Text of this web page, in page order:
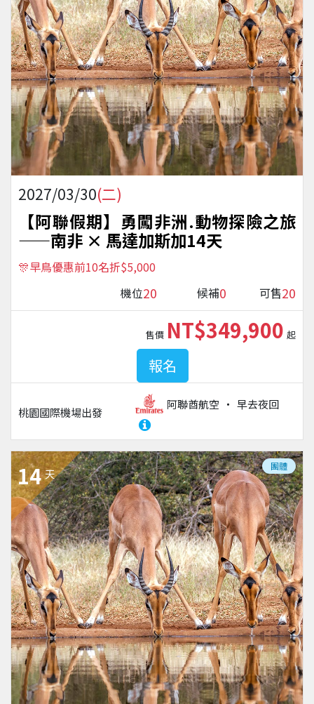
2027/03/30(二)
【阿聯假期】勇闖非洲.動物探險之旅
——南非 × 馬達加斯加14天
🎊早鳥優惠前10名折$5,000
機位20 候補0 可售20
桃園國際機場出發
阿聯酋航空 早去夜回
售價 NT$349,900 起
報名
14 天
團體